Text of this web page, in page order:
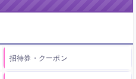
招待券・クーポン